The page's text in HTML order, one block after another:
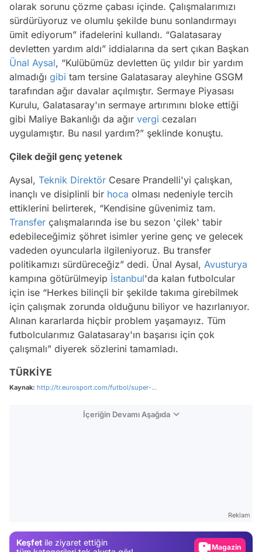
olarak sorunu çözme çabası içinde. Çalışmalarımızı
sürdürüyoruz ve olumlu şekilde bunu sonlandırmayı
ümit ediyorum” ifadelerini kullandı. “Galatasaray
devletten yardım aldı” iddialarına da sert çıkan Başkan
Ünal Aysal, “Kulübümüz devletten üç yıldır bir yardım
almadığı gibi tam tersine Galatasaray aleyhine GSGM
tarafından ağır davalar açılmıştır. Sermaye Piyasası
Kurulu, Galatasaray'ın sermaye artırımını bloke ettiği
gibi Maliye Bakanlığı da ağır vergi cezaları
uygulamıştır. Bu nasıl yardım?” şeklinde konuştu.
Çilek değil genç yetenek
Aysal, Teknik Direktör Cesare Prandelli'yi çalışkan,
inançlı ve disiplinli bir hoca olması nedeniyle tercih
ettiklerini belirterek, “Kendisine güvenimiz tam.
Transfer çalışmalarında ise bu sezon 'çilek' tabir
edebileceğimiz şöhret isimler yerine genç ve gelecek
vadeden oyuncularla ilgileniyoruz. Bu transfer
politikamızı sürdüreceğiz” dedi. Ünal Aysal, Avusturya
kampına götürülmeyip İstanbul'da kalan futbolcular
için ise “Herkes bilinçli bir şekilde takıma girebilmek
için çalışmak zorunda olduğunu biliyor ve hazırlanıyor.
Alınan kararlarda hiçbir problem yaşamayız. Tüm
futbolcularımız Galatasaray'ın başarısı için çok
çalışmalı” diyerek sözlerini tamamladı.
TÜRKİYE
Kaynak: http://tr.eurosport.com/futbol/super-...
İçeriğin Devamı Aşağıda
Reklam
Keşfet ile ziyaret ettiğin
Magazin